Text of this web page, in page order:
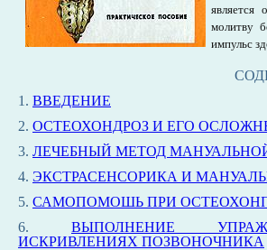
является
молитву
импульс
1. ВВЕДЕНИЕ
2. ОСТЕОХОНДРОЗ И ЕГО
3. ЛЕЧЕБНЫЙ МЕТОД
4. ЭКСТРАСЕНСОРИКА И
5. САМОПОМОШЬ ПРИ
6. ВЫПОЛНЕНИЕ
ИСКРИВЛЕНИЯХ ПОЗВОНОЧНИКА